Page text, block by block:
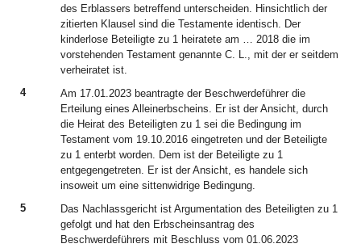
des Erblassers betreffend unterscheiden. Hinsichtlich der
zitierten Klausel sind die Testamente identisch. Der
kinderlose Beteiligte zu 1 heiratete am … 2018 die im
vorstehenden Testament genannte C. L., mit der er seitdem
verheiratet ist.
4
Am 17.01.2023 beantragte der Beschwerdeführer die
Erteilung eines Alleinerbscheins. Er ist der Ansicht, durch
die Heirat des Beteiligten zu 1 sei die Bedingung im
Testament vom 19.10.2016 eingetreten und der Beteiligte
zu 1 enterbt worden. Dem ist der Beteiligte zu 1
entgegengetreten. Er ist der Ansicht, es handele sich
insoweit um eine sittenwidrige Bedingung.
5
Das Nachlassgericht ist Argumentation des Beteiligten zu 1
gefolgt und hat den Erbscheinsantrag des
Beschwerdeführers mit Beschluss vom 01.06.2023